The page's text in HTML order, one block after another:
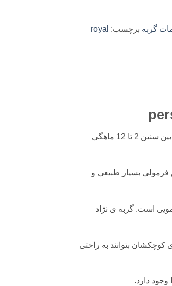
گربه برچسب: royal
غذای گربه رویال کنین مدل Persian kitten مناسب بچه گربه پرشین برای تغذیه گربه های بین سنین 2 تا 12 ماهگی
بسیار طبیعی و
است. گربه ی نژاد
کوچکشان بتوانند به راحتی
وجود دارد.